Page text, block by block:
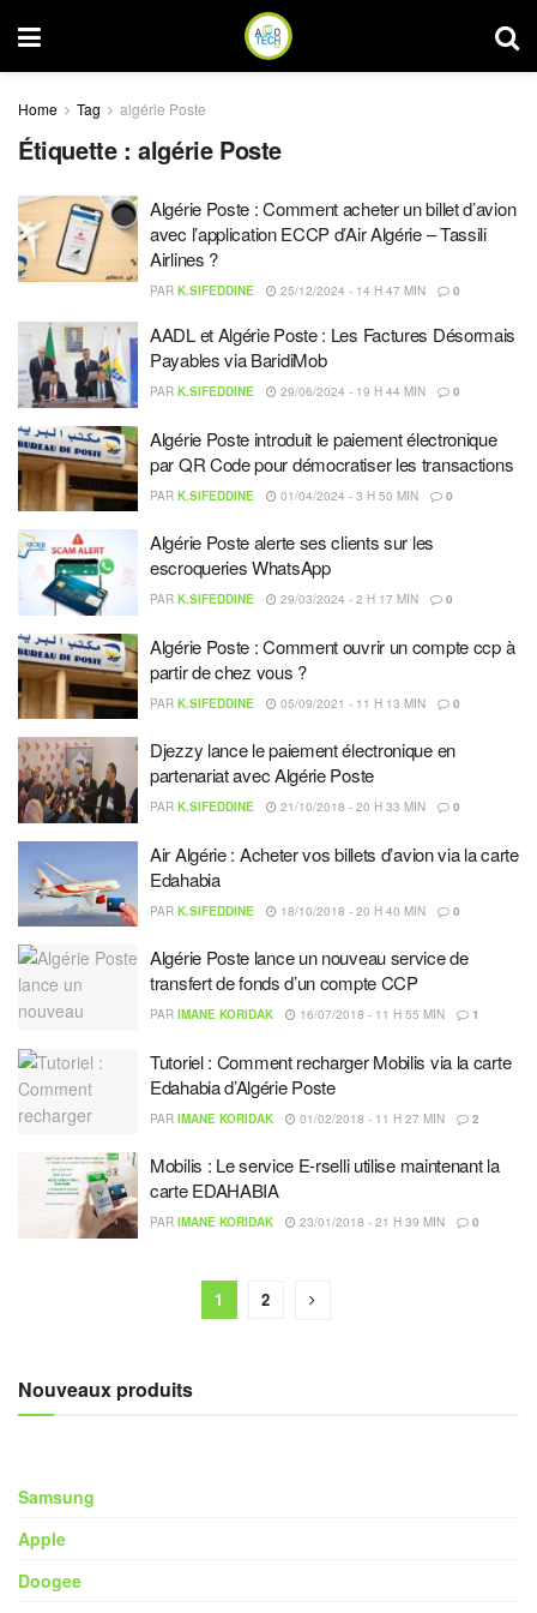
Home Tag algérie Poste
Étiquette :algérie Poste
Algérie Poste : Comment acheter un billet d’avion
avec l’application ECCP d’Air Algérie – Tassili
Airlines ?
PAR K.SIFEDDINE 25/12/2024 - 14 H 47 MIN 0
AADL et Algérie Poste : Les Factures Désormais
Payables via BaridiMob
PAR K.SIFEDDINE 29/06/2024 - 19 H 44 MIN 0
Algérie Poste introduit le paiement électronique
par QR Code pour démocratiser les transactions
PAR K.SIFEDDINE 01/04/2024 - 3 H 50 MIN 0
Algérie Poste alerte ses clients sur les
escroqueries WhatsApp
PAR K.SIFEDDINE 29/03/2024 - 2 H 17 MIN 0
Algérie Poste : Comment ouvrir un compte ccp à
partir de chez vous ?
PAR K.SIFEDDINE 05/09/2021 - 11 H 13 MIN 0
Djezzy lance le paiement électronique en
partenariat avec Algérie Poste
PAR K.SIFEDDINE 21/10/2018 - 20 H 33 MIN 0
Air Algérie : Acheter vos billets d’avion via la carte
Edahabia
PAR K.SIFEDDINE 18/10/2018 - 20 H 40 MIN 0
Algérie Poste lance un nouveau service de
transfert de fonds d’un compte CCP
PAR IMANE KORIDAK 16/07/2018 - 11 H 55 MIN 1
Tutoriel : Comment recharger Mobilis via la carte
Edahabia d’Algérie Poste
PAR IMANE KORIDAK 01/02/2018 - 11 H 27 MIN 2
Mobilis : Le service E-rselli utilise maintenant la
carte EDAHABIA
PAR IMANE KORIDAK 23/01/2018 - 21 H 39 MIN 0
1 2
Nouveaux produits
Samsung
Apple
Doogee